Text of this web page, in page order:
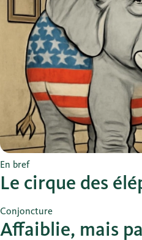
En bref
Le cirque des
Conjoncture
Affaiblie, mais